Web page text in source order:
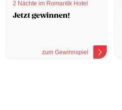
2 Nächte im Romantik Hotel
Jetzt gewinnen!
zum Gewinnspiel